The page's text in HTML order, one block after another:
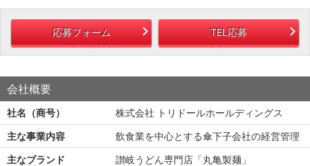
応募フォーム TEL応募
会社概要
社名（商号）
株式会社 トリドールホールディングス
主な事業内容
飲食業を中心とする傘下子会社の経営管理
主なブランド
讃岐うどん専門店「丸亀製麺」